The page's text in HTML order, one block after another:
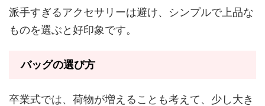
派手すぎるアクセサリーは避け、シンプルで上品な
ものを選ぶと好印象です。
バッグの選び方
卒業式では、荷物が増えることも考えて、少し大き